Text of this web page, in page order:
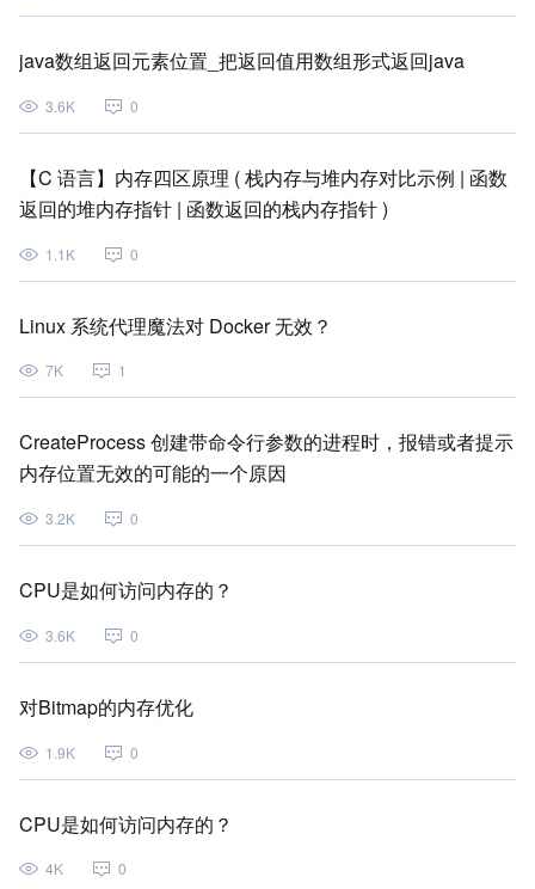
java数组返回元素位置_把返回值用数组形式返回java
3.6K 0
【C 语言】内存四区原理 ( 栈内存与堆内存对比示例 | 函数
返回的堆内存指针 | 函数返回的栈内存指针 )
1.1K 0
Linux 系统代理魔法对 Docker 无效？
7K 1
CreateProcess 创建带命令行参数的进程时，报错或者提示
内存位置无效的可能的一个原因
3.2K 0
CPU是如何访问内存的？
3.6K 0
对Bitmap的内存优化
1.9K 0
CPU是如何访问内存的？
4K 0